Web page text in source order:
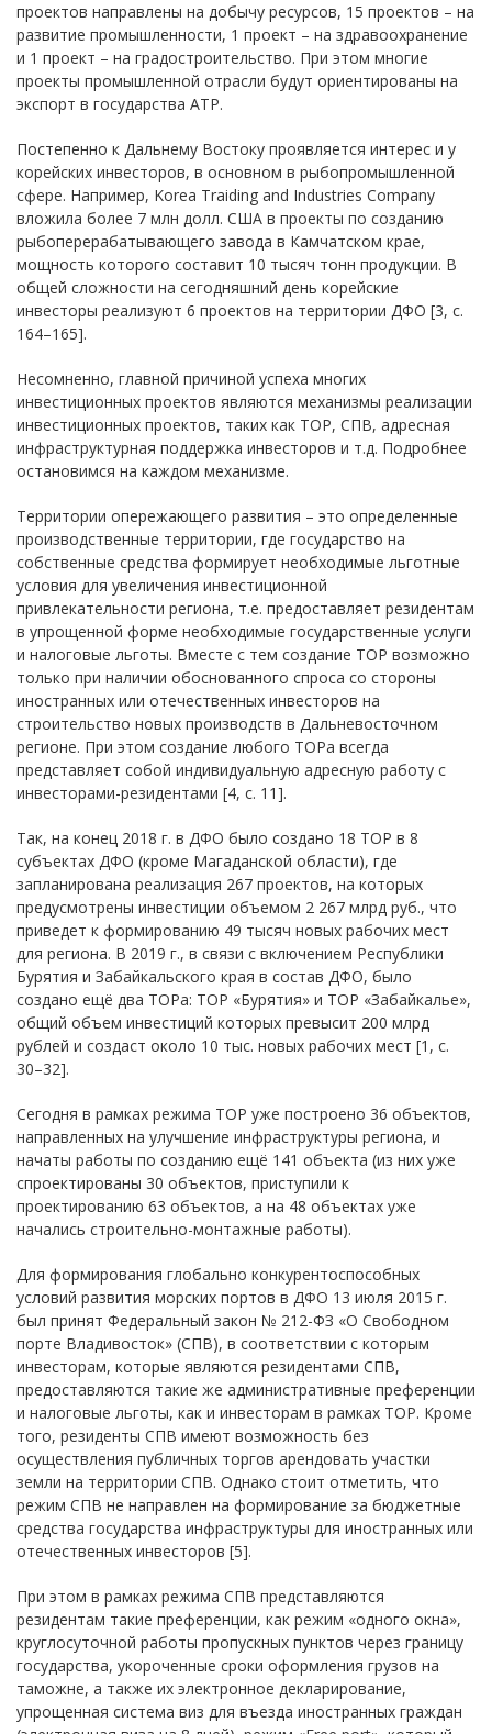
проектов направлены на добычу ресурсов, 15 проектов – на
развитие промышленности, 1 проект – на здравоохранение
и 1 проект – на градостроительство. При этом многие
проекты промышленной отрасли будут ориентированы на
экспорт в государства АТР.
Постепенно к Дальнему Востоку проявляется интерес и у
корейских инвесторов, в основном в рыбопромышленной
сфере. Например, Korea Traiding and Industries Company
вложила более 7 млн долл. США в проекты по созданию
рыбоперерабатывающего завода в Камчатском крае,
мощность которого составит 10 тысяч тонн продукции. В
общей сложности на сегодняшний день корейские
инвесторы реализуют 6 проектов на территории ДФО [3, с.
164–165].
Несомненно, главной причиной успеха многих
инвестиционных проектов являются механизмы реализации
инвестиционных проектов, таких как ТОР, СПВ, адресная
инфраструктурная поддержка инвесторов и т.д. Подробнее
остановимся на каждом механизме.
Территории опережающего развития – это определенные
производственные территории, где государство на
собственные средства формирует необходимые льготные
условия для увеличения инвестиционной
привлекательности региона, т.е. предоставляет резидентам
в упрощенной форме необходимые государственные услуги
и налоговые льготы. Вместе с тем создание ТОР возможно
только при наличии обоснованного спроса со стороны
иностранных или отечественных инвесторов на
строительство новых производств в Дальневосточном
регионе. При этом создание любого ТОРа всегда
представляет собой индивидуальную адресную работу с
инвесторами-резидентами [4, с. 11].
Так, на конец 2018 г. в ДФО было создано 18 ТОР в 8
субъектах ДФО (кроме Магаданской области), где
запланирована реализация 267 проектов, на которых
предусмотрены инвестиции объемом 2 267 млрд руб., что
приведет к формированию 49 тысяч новых рабочих мест
для региона. В 2019 г., в связи с включением Республики
Бурятия и Забайкальского края в состав ДФО, было
создано ещё два ТОРа: ТОР «Бурятия» и ТОР «Забайкалье»,
общий объем инвестиций которых превысит 200 млрд
рублей и создаст около 10 тыс. новых рабочих мест [1, с.
30–32].
Сегодня в рамках режима ТОР уже построено 36 объектов,
направленных на улучшение инфраструктуры региона, и
начаты работы по созданию ещё 141 объекта (из них уже
спроектированы 30 объектов, приступили к
проектированию 63 объектов, а на 48 объектах уже
начались строительно-монтажные работы).
Для формирования глобально конкурентоспособных
условий развития морских портов в ДФО 13 июля 2015 г.
был принят Федеральный закон № 212-ФЗ «О Свободном
порте Владивосток» (СПВ), в соответствии с которым
инвесторам, которые являются резидентами СПВ,
предоставляются такие же административные преференции
и налоговые льготы, как и инвесторам в рамках ТОР. Кроме
того, резиденты СПВ имеют возможность без
осуществления публичных торгов арендовать участки
земли на территории СПВ. Однако стоит отметить, что
режим СПВ не направлен на формирование за бюджетные
средства государства инфраструктуры для иностранных или
отечественных инвесторов [5].
При этом в рамках режима СПВ представляются
резидентам такие преференции, как режим «одного окна»,
круглосуточной работы пропускных пунктов через границу
государства, укороченные сроки оформления грузов на
таможне, а также их электронное декларирование,
упрощенная система виз для въезда иностранных граждан